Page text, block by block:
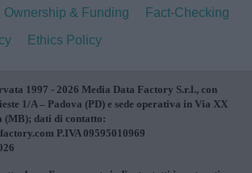
Ownership & Funding
Fact-Checking
Ethics Policy
1997 - 2026 Media Data Factory S.r.l., con
1/A – Padova (PD) e sede operativa in Via XX
(MB); dati di contatto:
P.IVA 09595010969